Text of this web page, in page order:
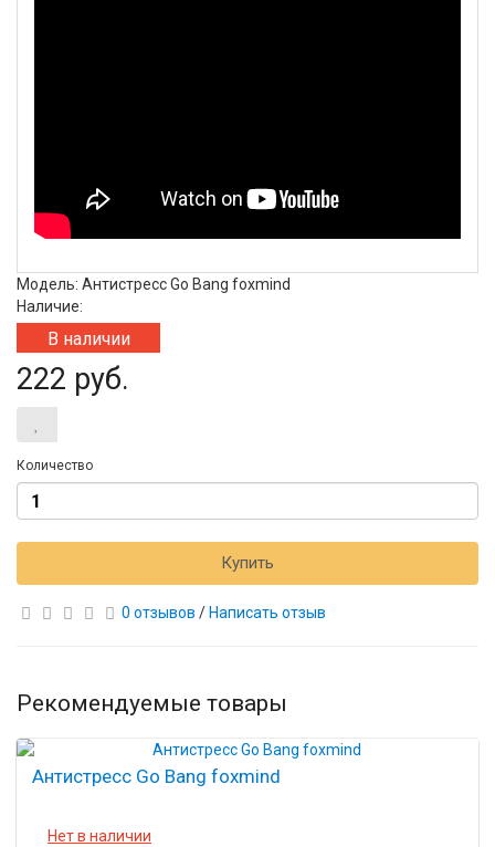
Модель: Антистресс Go Bang foxmind
Наличие:
В наличии
222 руб.
Количество
Купить
0 отзывов / Написать отзыв
Рекомендуемые товары
Антистресс Go Bang foxmind
Нет в наличии